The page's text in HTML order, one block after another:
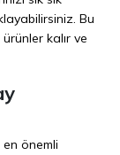
Bu
kalır ve
önemli